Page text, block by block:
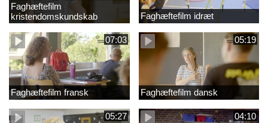
Faghæftefilm
kristendomskundskab
Faghæftefilm idræt
07:03
Faghæftefilm fransk
05:19
Faghæftefilm dansk
05:27 04:10